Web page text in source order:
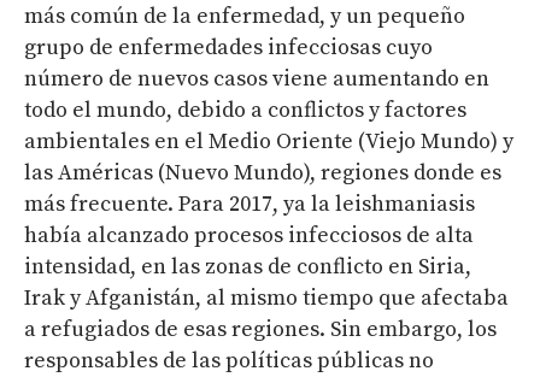
más común de la enfermedad, y un pequeño
grupo de enfermedades infecciosas cuyo
número de nuevos casos viene aumentando en
todo el mundo, debido a conflictos y factores
ambientales en el Medio Oriente (Viejo Mundo) y
las Américas (Nuevo Mundo), regiones donde es
más frecuente. Para 2017, ya la leishmaniasis
había alcanzado procesos infecciosos de alta
intensidad, en las zonas de conflicto en Siria,
Irak y Afganistán, al mismo tiempo que afectaba
a refugiados de esas regiones. Sin embargo, los
responsables de las políticas públicas no